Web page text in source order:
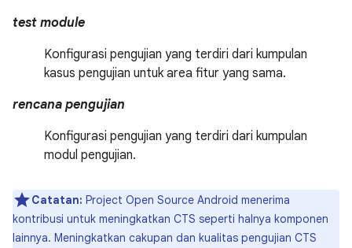
test module
Konfigurasi pengujian yang terdiri dari kumpulan
kasus pengujian untuk area fitur yang sama.
rencana pengujian
Konfigurasi pengujian yang terdiri dari kumpulan
modul pengujian.
Catatan: Project Open Source Android menerima
kontribusi untuk meningkatkan CTS seperti halnya komponen
lainnya. Meningkatkan cakupan dan kualitas pengujian CTS